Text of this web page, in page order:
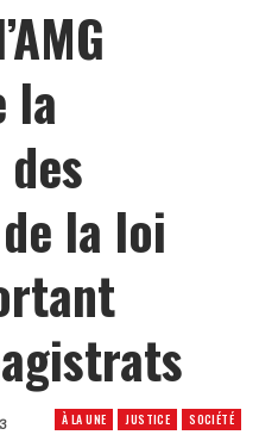
la
la loi
À LA UNE JUSTICE SOCIÉTÉ